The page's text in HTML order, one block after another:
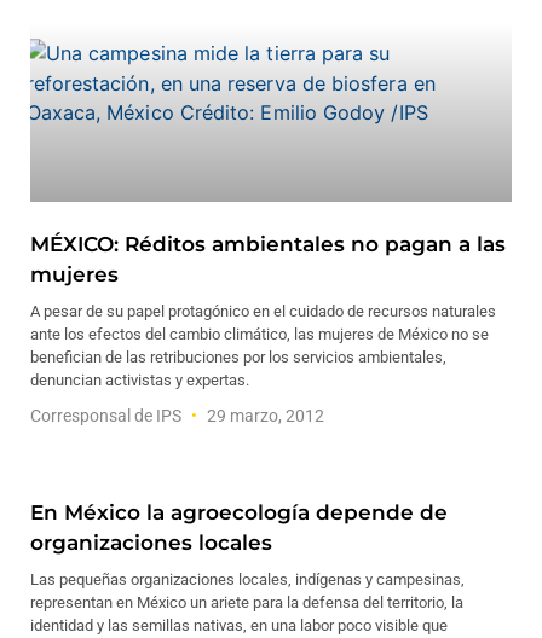
MÉXICO: Réditos ambientales no pagan a las
mujeres
A pesar de su papel protagónico en el cuidado de recursos naturales
ante los efectos del cambio climático, las mujeres de México no se
benefician de las retribuciones por los servicios ambientales,
denuncian activistas y expertas.
Corresponsal de IPS 29 marzo, 2012
En México la agroecología depende de
organizaciones locales
Las pequeñas organizaciones locales, indígenas y campesinas,
representan en México un ariete para la defensa del territorio, la
identidad y las semillas nativas, en una labor poco visible que